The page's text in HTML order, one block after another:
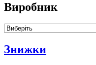
Виробник
Знижки